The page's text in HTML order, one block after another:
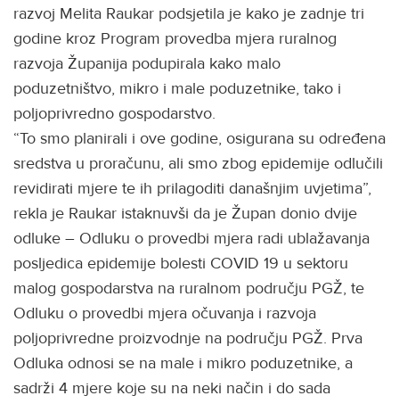
razvoj Melita Raukar podsjetila je kako je zadnje tri
godine kroz Program provedba mjera ruralnog
razvoja Županija podupirala kako malo
poduzetništvo, mikro i male poduzetnike, tako i
poljoprivredno gospodarstvo.
“To smo planirali i ove godine, osigurana su određena
sredstva u proračunu, ali smo zbog epidemije odlučili
revidirati mjere te ih prilagoditi današnjim uvjetima”,
rekla je Raukar istaknuvši da je Župan donio dvije
odluke – Odluku o provedbi mjera radi ublažavanja
posljedica epidemije bolesti COVID 19 u sektoru
malog gospodarstva na ruralnom području PGŽ, te
Odluku o provedbi mjera očuvanja i razvoja
poljoprivredne proizvodnje na području PGŽ. Prva
Odluka odnosi se na male i mikro poduzetnike, a
sadrži 4 mjere koje su na neki način i do sada